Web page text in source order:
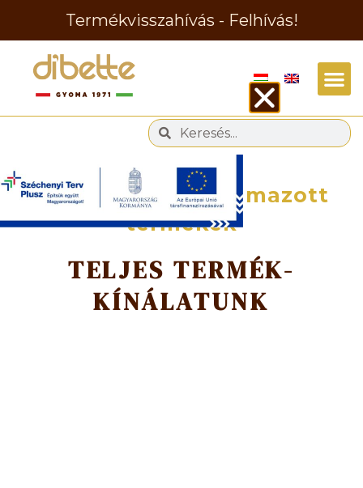
Termékvisszahívás - Felhívás!
Gyártott és forgalmazott
termékek
TELJES TERMÉK-
KÍNÁLATUNK